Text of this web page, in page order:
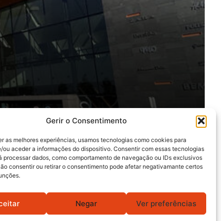
Gerir o Consentimento
as melhores experiências, usamos tecnologias como cookies para
ou aceder a informações do dispositivo. Consentir com essas tecnologias
processar dados, como comportamento de navegação ou IDs exclusivos
consentir ou retirar o consentimento pode afetar negativamante certos
Negar Ver preferências